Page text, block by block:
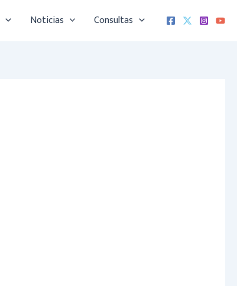
Noticias Consultas